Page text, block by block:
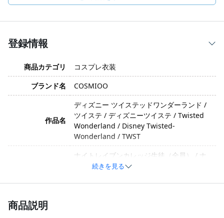
登録情報
商品カテゴリ
コスプレ衣装
ブランド名
COSMIOO
作品名
ディズニー ツイステッドワンダーランド /
ツイステ / ディズニーツイステ / Twisted
Wonderland / Disney Twisted-
Wonderland / TWST
ナイトレイブンカレッジ生徒（全員） / ナ
イトレイブンカレッジ せいと（ぜんいん）
ジ生 / 寮生全員
イメージ
続きを見る
商品説明